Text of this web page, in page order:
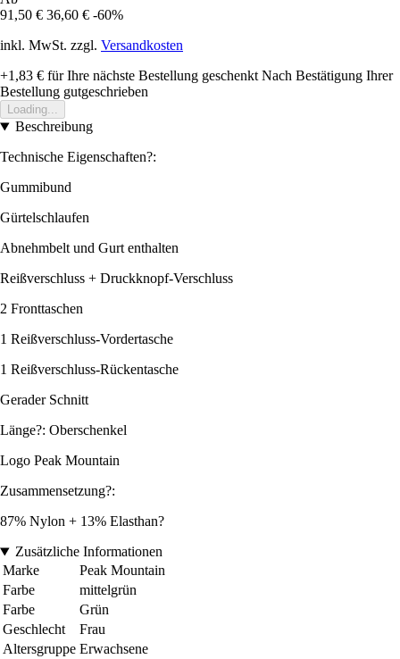
91,50 € 36,60 € -60%
inkl. MwSt. zzgl. Versandkosten
+1,83 € für Ihre nächste Bestellung geschenkt Nach Bestätigung Ihrer
Bestellung gutgeschrieben
Loading...
Beschreibung
Technische Eigenschaften?:
Gummibund
Gürtelschlaufen
Abnehmbelt und Gurt enthalten
Reißverschluss + Druckknopf-Verschluss
2 Fronttaschen
1 Reißverschluss-Vordertasche
1 Reißverschluss-Rückentasche
Gerader Schnitt
Länge?: Oberschenkel
Logo Peak Mountain
Zusammensetzung?:
87% Nylon + 13% Elasthan?
Zusätzliche Informationen
Marke
Peak Mountain
Farbe
mittelgrün
Farbe
Grün
Geschlecht
Frau
Altersgruppe Erwachsene